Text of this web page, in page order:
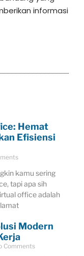
informasi
Hemat
Efisiensi
kamu sering
tapi apa sih
office adalah
Modern
Comments